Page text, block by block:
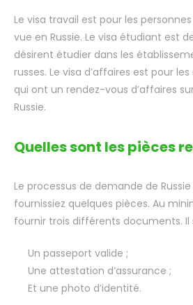
Le visa travail est pour les
vue en Russie. Le visa étudiant est
désirent étudier dans les
russes. Le visa d’affaires est pour
qui ont un rendez-vous d’affaires
Russie.
Quelles sont les pièces
Le processus de demande de
fournissiez quelques pièces. Au
fournir trois différents documents. Il
Un passeport valide ;
Une attestation d’assurance ;
Et une photo d’identité.